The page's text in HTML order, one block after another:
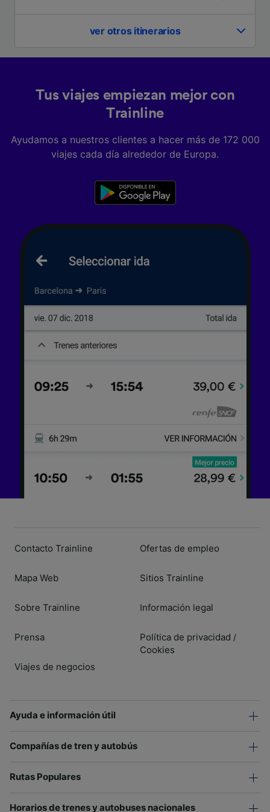
ver otros itinerarios
Tus viajes empiezan mejor con
Trainline
Ayudamos a nuestros clientes a hacer más de 172 000
viajes cada día alrededor de Europa.
Contacto Trainline
Mapa Web
Sobre Trainline
Prensa
Viajes de negocios
Ofertas de empleo
Sitios Trainline
Información legal
Política de privacidad /
Cookies
Ayuda e información útil
Compañías de tren y autobús
Rutas Populares
Horarios de trenes y autobuses nacionales
identificación. Almacenar la información en un
dispositivo y/o acceder a ella. Publicidad y
Lista de asociados (proveedores)